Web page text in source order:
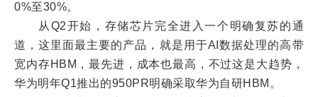
0%至30%。
从Q2开始，存储芯片完全进入一个明确复苏的通
道，这里面最主要的产品，就是用于AI数据处理的高带
宽内存HBM，最先进，成本也最高，不过这是大趋势，
华为明年Q1推出的950PR明确采取华为自研HBM。